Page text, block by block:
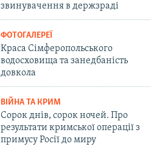
звинувачення в держзраді
ФОТОГАЛЕРЕЇ
Краса Сімферопольського
водосховища та занедбаність
довкола
ВІЙНА ТА КРИМ
Сорок днів, сорок ночей. Про
результати кримської операції з
примусу Росії до миру